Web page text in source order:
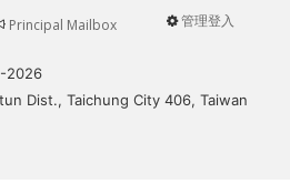
User
管理登入
Principal Mailbox
2026
Dist., Taichung City 406, Taiwan